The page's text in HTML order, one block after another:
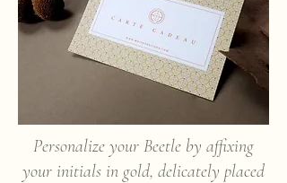
Personalize your Beetle by affixing
your initials in gold, delicately placed